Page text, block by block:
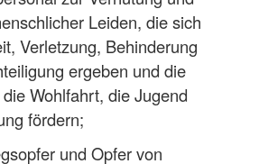
Leiden, die sich
Verletzung, Behinderung
ergeben und die
Wohlfahrt, die Jugend
fördern;
und Opfer von